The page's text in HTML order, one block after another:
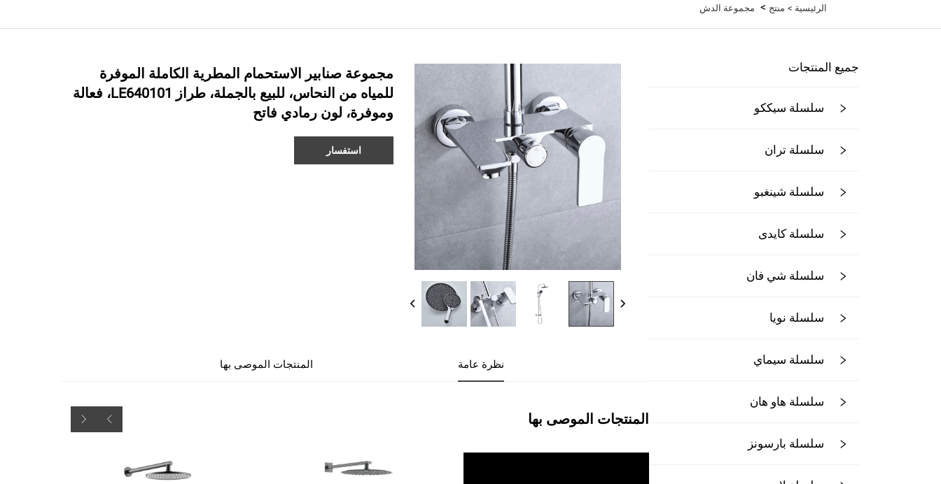
الرئيسية > منتج > مجموعة الدش
جميع المنتجات
سلسلة سيككو
سلسلة تران
سلسلة شينغبو
سلسلة كايدى
سلسلة شي فان
سلسلة نويا
سلسلة سيماي
سلسلة هاو هان
سلسلة بارسونز
مجموعة صنابير الاستحمام المطرية الكاملة الموفرة
للمياه من النحاس، للبيع بالجملة، طراز LE640101، فعالة
وموفرة، لون رمادي فاتح
استفسار
نظرة عامة المنتجات الموصى بها
المنتجات الموصى بها